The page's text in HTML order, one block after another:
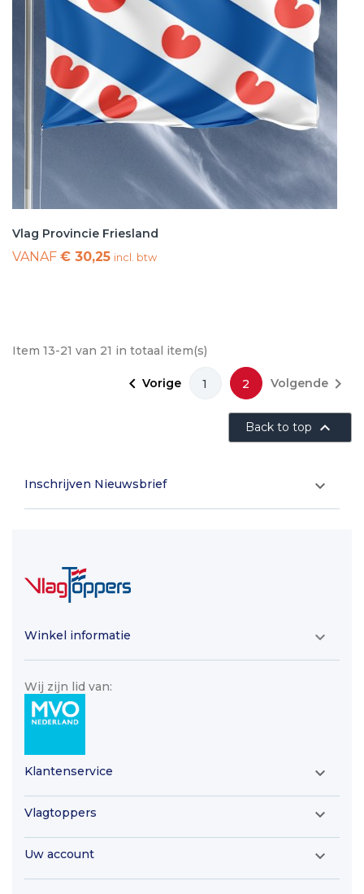
Vlag Provincie Friesland
VANAF € 30,25 incl. btw
Item 13-21 van 21 in totaal item(s)
 Vorige 1 2 Volgende 
Back to top 
Inschrijven Nieuwsbrief 
Winkel informatie 
Wij zijn lid van:
Klantenservice 
Vlagtoppers 
Uw account 